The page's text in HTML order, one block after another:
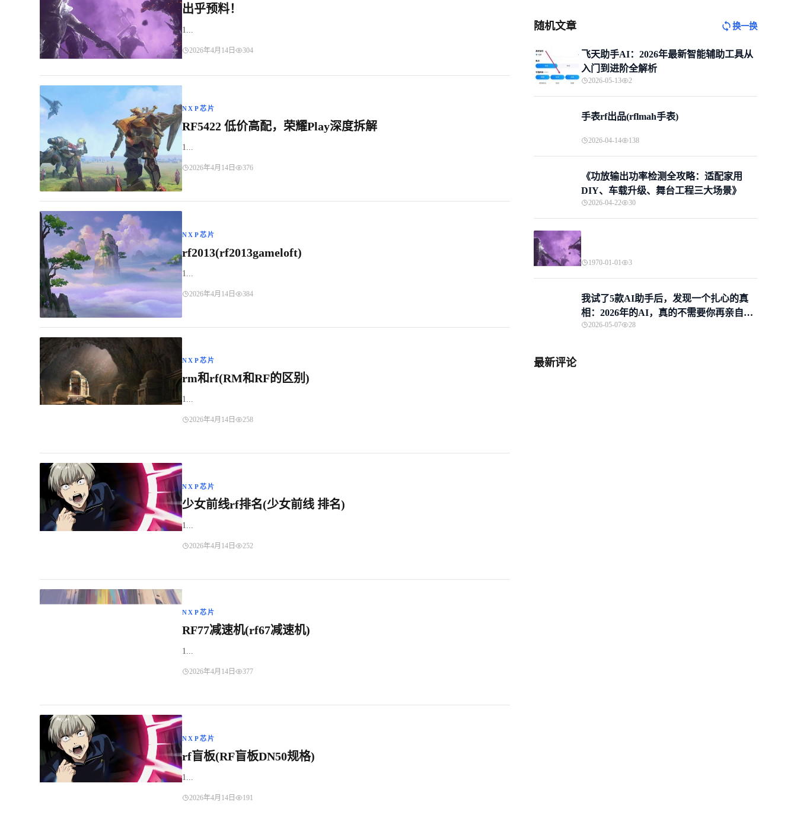
出乎预料！
1...
2026年4月14日 304
NXP芯片
RF5422 低价高配，荣耀Play深度拆解
1...
2026年4月14日 376
NXP芯片
rf2013(rf2013gameloft)
1...
2026年4月14日 384
NXP芯片
rm和rf(RM和RF的区别)
1...
2026年4月14日 258
NXP芯片
少女前线rf排名(少女前线 排名)
1...
2026年4月14日 252
NXP芯片
RF77减速机(rf67减速机)
1...
2026年4月14日 377
NXP芯片
rf盲板(RF盲板DN50规格)
1...
2026年4月14日 191
随机文章 换一换
飞天助手AI：2026年最新智能辅助工具从
入门到进阶全解析
2026-05-13 2
手表rf出品(rflmah手表)
2026-04-14 138
《功放输出功率检测全攻略：适配家用
DIY、车载升级、舞台工程三大场景》
2026-04-22 30
1970-01-01 3
我试了5款AI助手后，发现一个扎心的真
相：2026年的AI，真的不需要你再亲自当
“操作员”了
2026-05-07 28
最新评论